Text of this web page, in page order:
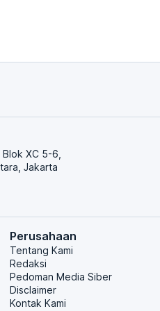
XC 5-6,
Jakarta
Perusahaan
Tentang Kami
Redaksi
Pedoman Media Siber
Disclaimer
Kontak Kami